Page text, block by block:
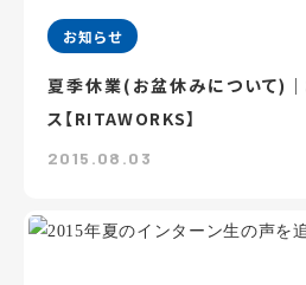
お知らせ
夏季休業(お盆休みについて)
ス【RITAWORKS】
2015.08.03